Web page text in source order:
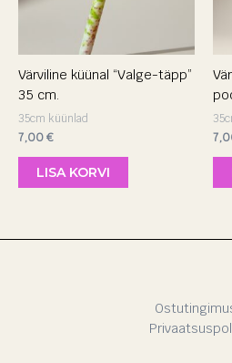
Värviline küünal “Valge-täpp”
35 cm.
35cm küünlad
7,00€
LISA KORVI